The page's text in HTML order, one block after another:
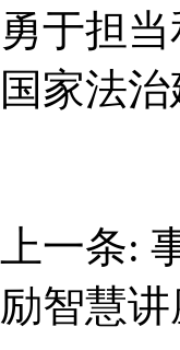
勇于担
国家法
上一条:
励智慧讲